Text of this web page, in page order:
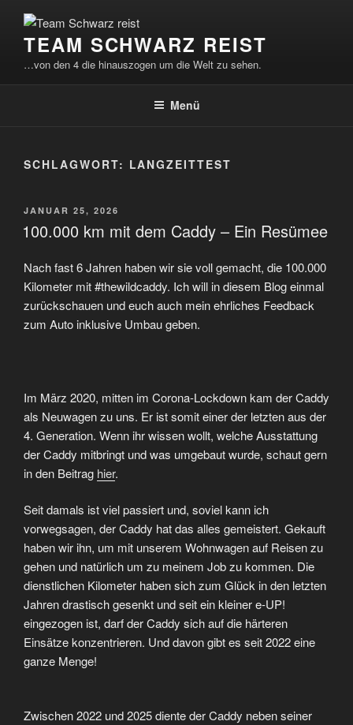
Inhalt
springenTEAM SCHWARZ REIST
…von den 4 die hinauszogen um die Welt zu sehen.
Menü
SCHLAGWORT: LANGZEITTEST
VERÖFFENTLICHT
AM
JANUAR 25, 2026
100.000 km mit dem Caddy – Ein Resümee
Nach fast 6 Jahren haben wir sie voll gemacht, die 100.000
Kilometer mit #thewildcaddy. Ich will in diesem Blog einmal
zurückschauen und euch auch mein ehrliches Feedback
zum Auto inklusive Umbau geben.
Im März 2020, mitten im Corona-Lockdown kam der Caddy
als Neuwagen zu uns. Er ist somit einer der letzten aus der
4. Generation. Wenn ihr wissen wollt, welche Ausstattung
der Caddy mitbringt und was umgebaut wurde, schaut gern
in den Beitrag hier.
Seit damals ist viel passiert und, soviel kann ich
vorwegsagen, der Caddy hat das alles gemeistert. Gekauft
haben wir ihn, um mit unserem Wohnwagen auf Reisen zu
gehen und natürlich um zu meinem Job zu kommen. Die
dienstlichen Kilometer haben sich zum Glück in den letzten
Jahren drastisch gesenkt und seit ein kleiner e-UP!
eingezogen ist, darf der Caddy sich auf die härteren
Einsätze konzentrieren. Und davon gibt es seit 2022 eine
ganze Menge!
Zwischen 2022 und 2025 diente der Caddy neben seiner